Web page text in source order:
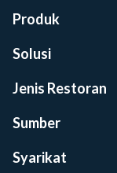
Produk
Solusi
Jenis Restoran
Sumber
Syarikat